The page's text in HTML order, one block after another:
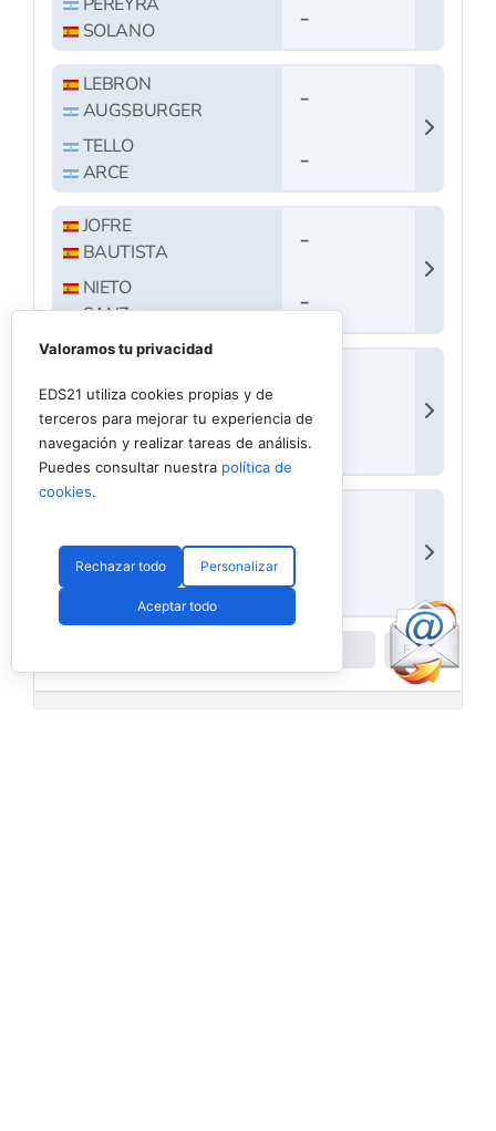
Valoramos tu privacidad
EDS21 utiliza cookies propias y de
terceros para mejorar tu experiencia de
navegación y realizar tareas de análisis.
Puedes consultar nuestra política de
cookies.
Rechazar todo Personalizar
Aceptar todo